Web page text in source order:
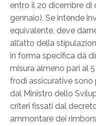
entro il 20 dicembre di
gennaio). Se intende
equivalente, deve
all’atto della
in forma specifica dà
misura almeno pari al
frodi assicurative sono
dal Ministro dello
criteri fissati dal
ammontare dei